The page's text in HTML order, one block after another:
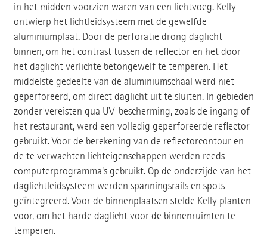
in het midden voorzien waren van een lichtvoeg. Kelly
ontwierp het lichtleidsysteem met de gewelfde
aluminiumplaat. Door de perforatie drong daglicht
binnen, om het contrast tussen de reflector en het door
het daglicht verlichte betongewelf te temperen. Het
middelste gedeelte van de aluminiumschaal werd niet
geperforeerd, om direct daglicht uit te sluiten. In gebieden
zonder vereisten qua UV-bescherming, zoals de ingang of
het restaurant, werd een volledig geperforeerde reflector
gebruikt. Voor de berekening van de reflectorcontour en
de te verwachten lichteigenschappen werden reeds
computerprogramma's gebruikt. Op de onderzijde van het
daglichtleidsysteem werden spanningsrails en spots
geïntegreerd. Voor de binnenplaatsen stelde Kelly planten
voor, om het harde daglicht voor de binnenruimten te
temperen.